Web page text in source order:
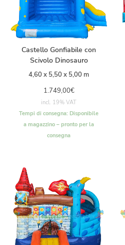
Castello Gonfiabile con
Scivolo Dinosauro
4,60 x 5,50 x 5,00 m
1.749,00€
incl. 19% VAT
Tempi di consegna: Disponibile
a magazzino – pronto per la
consegna